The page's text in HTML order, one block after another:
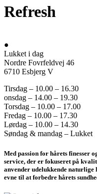
Refresh
●
Lukket i dag
Nordre Fovrfeldvej 46
6710 Esbjerg V
Tirsdag – 10.00 – 16.30
onsdag – 14.00 – 19.30
Torsdag – 10.00 – 17.00
Fredag – 10.00 – 17.30
Lørdag – 10.00 – 14.30
Søndag & mandag – Lukket
Med passion for hårets finesser
service, der er fokuseret på
anvender udelukkende
evne til at forbedre hårets